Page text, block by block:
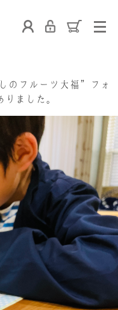
お熨斗について
て 店舗案内
採用情報
フルーツ大福”フォ
ました。